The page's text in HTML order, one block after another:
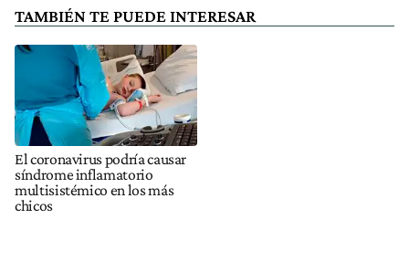
TAMBIÉN TE PUEDE INTERESAR
El coronavirus podría causar
síndrome inflamatorio
multisistémico en los más
chicos